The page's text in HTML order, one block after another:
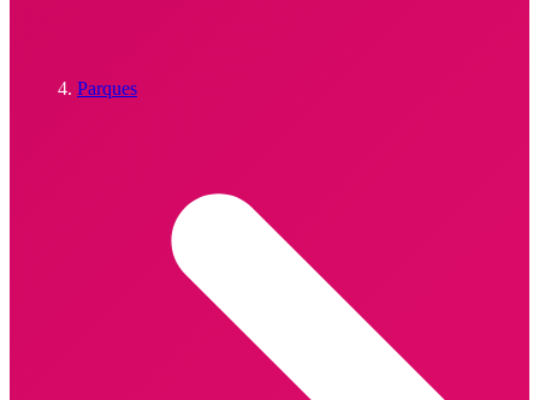
Parques